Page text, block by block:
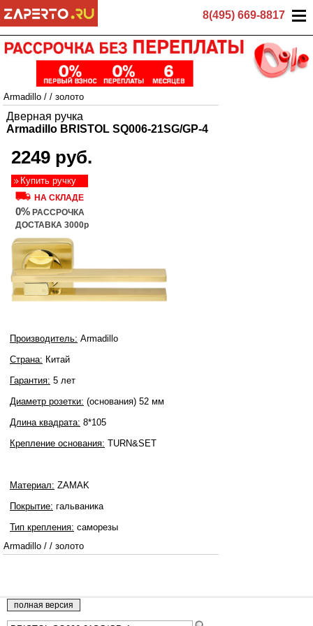
8(495) 669-8817
Armadillo / / золото
Дверная ручка
Armadillo BRISTOL SQ006-21SG/GP-4
2249 руб.
Купить ручку
НА СКЛАДЕ
0% РАССРОЧКА
ДОСТАВКА 3000р
Производитель: Armadillo
Страна: Китай
Гарантия: 5 лет
Диаметр розетки: (основания) 52 мм
Длина квадрата: 8*105
Крепление основания: TURN&SET
Материал: ZAMAK
Покрытие: гальваника
Тип крепления: саморезы
Armadillo / / золото